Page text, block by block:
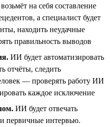
на себя составление
а специалист будет
находить неудачные
правильность выводов
ИИ будет автоматизировать
отчёты, следить
— проверять работу ИИ
каждое исключение
ИИ будет отвечать
первичные интервью.